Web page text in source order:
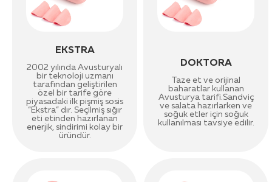
EKSTRA
2002 yılında Avusturyalı
bir teknoloji uzmanı
tarafından geliştirilen
özel bir tarife göre
piyasadaki ilk pişmiş sosis
“Ekstra” dır. Seçilmiş sığır
eti etinden hazırlanan
enerjik, sindirimi kolay bir
üründür.
DOKTORA
Taze et ve orijinal
baharatlar kullanan
Avusturya tarifi.Sandviç
ve salata hazırlarken ve
soğuk etler için soğuk
kullanılması tavsiye edilir.